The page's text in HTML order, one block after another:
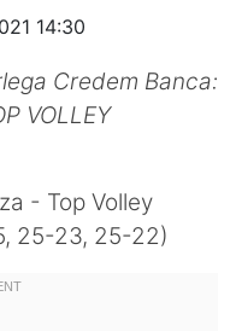
14:30
Credem Banca:
VOLLEY
- Top Volley
25-23, 25-22)